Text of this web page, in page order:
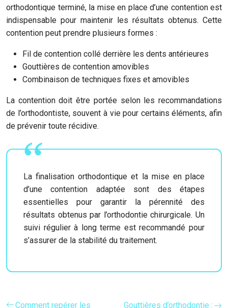
orthodontique terminé, la mise en place d’une contention est
indispensable pour maintenir les résultats obtenus. Cette
contention peut prendre plusieurs formes :
Fil de contention collé derrière les dents antérieures
Gouttières de contention amovibles
Combinaison de techniques fixes et amovibles
La contention doit être portée selon les recommandations
de l’orthodontiste, souvent à vie pour certains éléments, afin
de prévenir toute récidive.
La finalisation orthodontique et la mise en place
d’une contention adaptée sont des étapes
essentielles pour garantir la pérennité des
résultats obtenus par l’orthodontie chirurgicale. Un
suivi régulier à long terme est recommandé pour
s’assurer de la stabilité du traitement.
Comment repérer les
Gouttières d’orthodontie :